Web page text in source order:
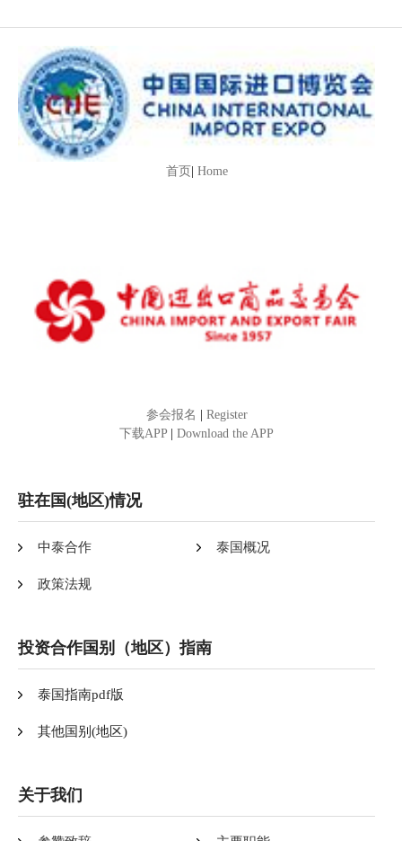
首页| Home
参会报名
Register
下载APP
Download the APP
驻在国(地区)情况
中泰合作 泰国概况
政策法规
投资合作国别（地区）指南
泰国指南pdf版
其他国别(地区)
关于我们